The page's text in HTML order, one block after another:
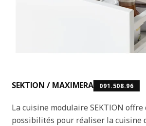
SEKTION / MAXIMERA 091.508.96
La cuisine modulaire SEKTION
possibilités pour réaliser la cuisine